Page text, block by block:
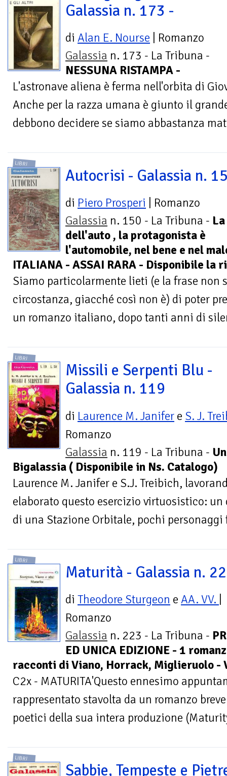
Galassia n. 173 -
di Alan E. Nourse | Romanzo
Galassia n. 173 - La Tribuna -
NESSUNA RISTAMPA -
L'astronave aliena è ferma nell'orbita di
Anche per la razza umana è giunto il
debbono decidere se siamo abbastanza
LIBRI
Autocrisi - Galassia n.
di Piero Prosperi | Romanzo
Galassia n. 150 - La Tribuna -
dell'auto , la protagonista è
l'automobile, nel bene e nel
ITALIANA - ASSAI RARA - Disponibile la
Siamo particolarmente lieti (e la frase non
circostanza, giacché così non è) di poter
un romanzo italiano, dopo tanti anni di
LIBRI
Missili e Serpenti Blu -
Galassia n. 119
di Laurence M. Janifer e S. J.
Romanzo
Galassia n. 119 - La Tribuna -
Bigalassia ( Disponibile in Ns. Catalogo)
Laurence M. Janifer e S.J. Treibich,
elaborato questo esercizio virtuosistico:
di una Stazione Orbitale, pochi personaggi
LIBRI
Maturità - Galassia n.
di Theodore Sturgeon e AA. VV.
Romanzo
Galassia n. 223 - La Tribuna -
ED UNICA EDIZIONE - 1
racconti di Viano, Horrack, Miglieruolo -
C2x - MATURITA'Questo ennesimo
rappresentato stavolta da un romanzo
poetici della sua intera produzione
LIBRI
Sabbie, Tempeste e